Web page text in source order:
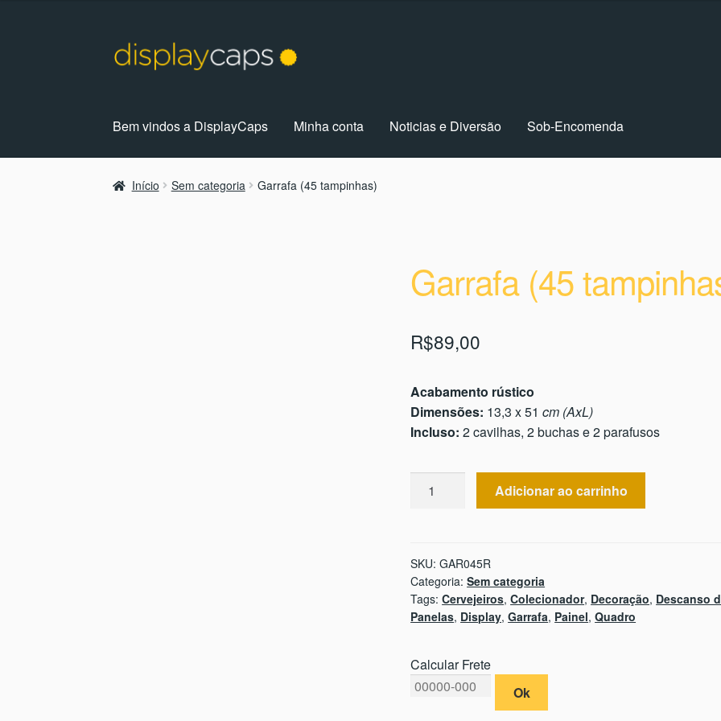
Pular
para
Pular
para
Bem vindos a DisplayCaps
Minha conta Noticias e Diversão Sob-Encomenda
InícioCarrinho Coisas Divertidas Contato Festival
Início Sem categoria Garrafa (45 tampinhas)
Garrafa (45
R$89,00
Acabamento rústico
Dimensões: 13,3 x 51cm (AxL)
Incluso: 2 cavilhas, 2 buchas e 2 parafusos
Adicionar ao carrinho
SKU:GAR045R
Categoria:Sem categoria
Tags:Cervejeiros,Colecionador, Decoração, Descanso
Panelas, Display,Garrafa, Painel,Quadro
Calcular Frete
Ok